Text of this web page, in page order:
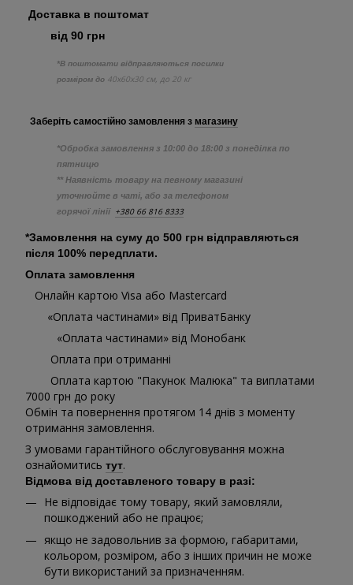
Доставка в поштомат
від 90 грн
*В поштомати відправляються посилки
розміром до 40х60х30 см, до 20 кг
Заберіть самостійно замовлення з магазину
*Обробка замовлення з 10:00 до 18:00 з понеділка по
пятницю
** Наявність товару на певному магазині
уточнюйте в чаті, або за телефоном
горячої лінії +380 66 816 8333
*Замовлення на суму до 500 грн відправляються
після 100% передплати.
Оплата замовлення
Онлайн картою Visa або Mastercard
«Оплата частинами» від ПриватБанку
«Оплата частинами» від Монобанк
Оплата при отриманні
Оплата картою "Пакунок Малюка" та виплатами
7000 грн до року
Обмін та повернення протягом 14 днів з моменту
отримання замовлення.
З умовами гарантійного обслуговування можна
ознайомитись тут.
Відмова від доставленого товару в разі:
Не відповідає тому товару, який замовляли,
пошкоджений або не працює;
якщо не задовольнив за формою, габаритами,
кольором, розміром, або з інших причин не може
бути використаний за призначенням.